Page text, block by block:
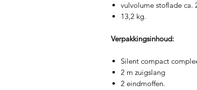
vulvolume stoflade ca.
13,2 kg.
Verpakkingsinhoud:
Silent compact
2 m zuigslang
2 eindmoffen.